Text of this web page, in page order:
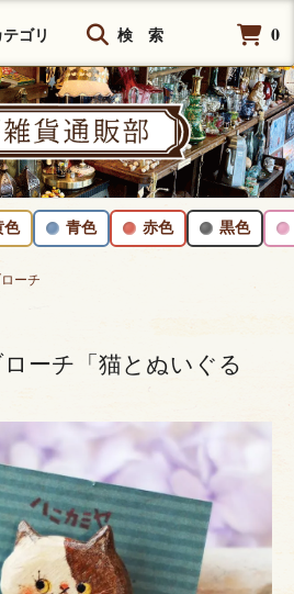
ゴリ 検 索 0
色 青色 赤色 黒色
ローチ
ーチ「猫とぬいぐる